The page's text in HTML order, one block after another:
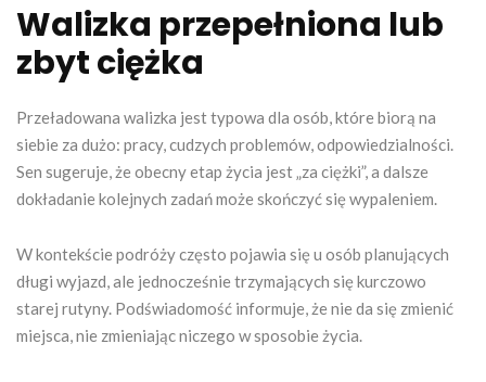
Walizka przepełniona lub
zbyt ciężka
Przeładowana walizka jest typowa dla osób, które biorą na
siebie za dużo: pracy, cudzych problemów, odpowiedzialności.
Sen sugeruje, że obecny etap życia jest „za ciężki”, a dalsze
dokładanie kolejnych zadań może skończyć się wypaleniem.
W kontekście podróży często pojawia się u osób planujących
długi wyjazd, ale jednocześnie trzymających się kurczowo
starej rutyny. Podświadomość informuje, że nie da się zmienić
miejsca, nie zmieniając niczego w sposobie życia.